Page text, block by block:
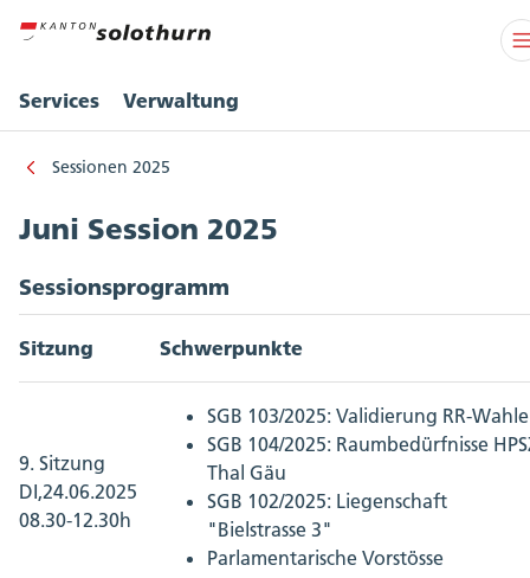
Services Verwaltung
Sessionen 2025
Juni Session 2025
Sessionsprogramm
Sitzung Schwerpunkte
9. Sitzung
DI,24.06.2025
08.30-12.30h
SGB 103/2025: Validierung RR-
SGB 104/2025: Raumbedürfnisse
Thal Gäu
SGB 102/2025: Liegenschaft
"Bielstrasse 3"
Parlamentarische Vorstösse